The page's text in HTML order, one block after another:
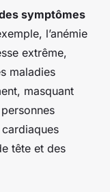
symptômes
l’anémie
extrême,
maladies
masquant
tête et des